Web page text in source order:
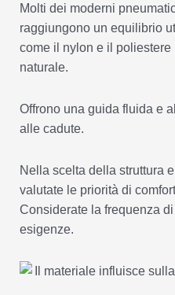
Molti dei moderni
raggiungono un equilibrio
come il nylon e il
naturale.
Offrono una guida fluida e
alle cadute.
Nella scelta della struttura
valutate le priorità di
Considerate la frequenza
esigenze.